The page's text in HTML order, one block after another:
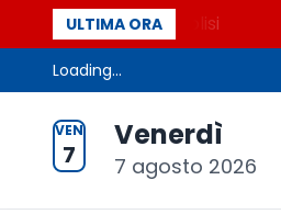
ULTIMA ORA
la glicolisi Il
Loading...
VEN
7
Venerdì
7 agosto 2026